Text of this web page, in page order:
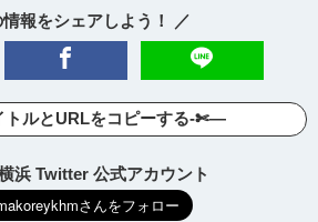
情報をシェアしよう！ ／
トルとURLをコピーする-✄—
浜 Twitter 公式アカウント